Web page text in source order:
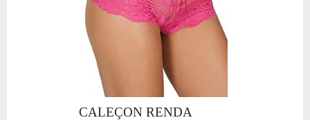
CALEÇON RENDA